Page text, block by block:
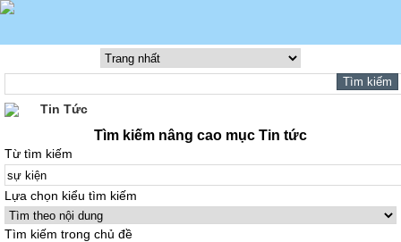
Tin Tức
Tìm kiếm nâng cao mục Tin tức
Từ tìm kiếm
Lựa chọn kiểu tìm kiếm
Tìm kiếm trong chủ đề